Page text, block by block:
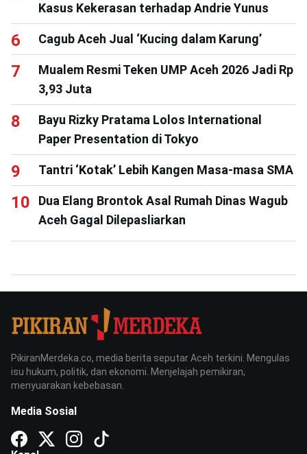
Kasus Kekerasan terhadap Andrie Yunus
Cagub Aceh Jual ‘Kucing dalam Karung’
Mualem Resmi Teken UMP Aceh 2026 Jadi Rp
3,93 Juta
Bayu Rizky Pratama Lolos International
Paper Presentation di Tokyo
Tantri ‘Kotak’ Lebih Kangen Masa-masa SMA
Dua Elang Brontok Asal Rumah Dinas Wagub
Aceh Gagal Dilepasliarkan
PikiranMerdeka.co, media berita seputar Aceh terkini. Mengulas
isu hukum, politik, dan ekonomi. Menjelajah pemikiran,
menyuarakan kebebasan.
Media Sosial